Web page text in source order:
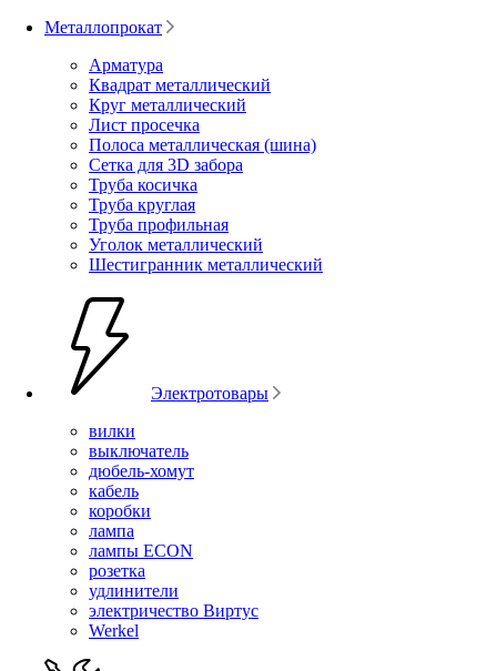
Металлопрокат
Арматура
Квадрат металлический
Круг металлический
Лист просечка
Полоса металлическая (шина)
Сетка для 3D забора
Труба косичка
Труба круглая
Труба профильная
Уголок металлический
Шестигранник металлический
Электротовары
вилки
выключатель
дюбель-хомут
кабель
коробки
лампа
лампы ECON
розетка
удлинители
электричество Виртус
Werkel